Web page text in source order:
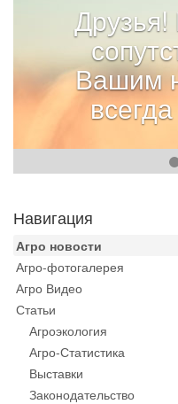
Друзья!
Вашим
Навигация
Агро новости
Агро-фотогалерея
Агро Видео
Статьи
Агроэкология
Агро-Статистика
Выставки
Законодательство